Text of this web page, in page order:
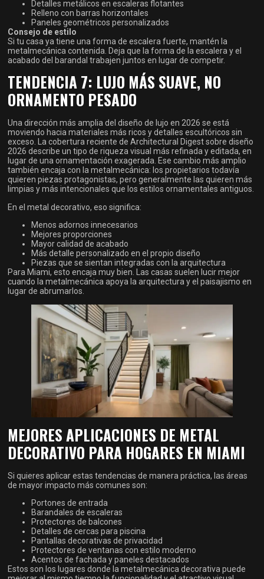
Detalles metálicos en escaleras flotantes
Relleno con barras horizontales
Paneles geométricos personalizados
Consejo de estilo
Si tu casa ya tiene una forma de escalera fuerte, mantén la
metalmecánica contenida. Deja que la forma de la escalera y el
acabado del barandal trabajen juntos en lugar de competir.
TENDENCIA 7: LUJO MÁS SUAVE, NO
ORNAMENTO PESADO
Una dirección más amplia del diseño de lujo en 2026 se está
moviendo hacia materiales más ricos y detalles escultóricos sin
exceso. La cobertura reciente de Architectural Digest sobre diseño
2026 describe un tipo de riqueza visual más refinada y editada, en
lugar de una ornamentación exagerada. Ese cambio más amplio
también encaja con la metalmecánica: los propietarios todavía
quieren piezas protagonistas, pero generalmente las quieren más
limpias y más intencionales que los estilos ornamentales antiguos.
En el metal decorativo, eso significa:
Menos adornos innecesarios
Mejores proporciones
Mayor calidad de acabado
Más detalle personalizado en el propio diseño
Piezas que se sientan integradas con la arquitectura
Para Miami, esto encaja muy bien. Las casas suelen lucir mejor
cuando la metalmecánica apoya la arquitectura y el paisajismo en
lugar de abrumarlos.
MEJORES APLICACIONES DE METAL
DECORATIVO PARA HOGARES EN MIAMI
Si quieres aplicar estas tendencias de manera práctica, las áreas
de mayor impacto más comunes son:
Portones de entrada
Barandales de escaleras
Protectores de balcones
Detalles de cercas para piscina
Pantallas decorativas de privacidad
Protectores de ventanas con estilo moderno
Acentos de fachada y paneles destacados
Estos son los lugares donde la metalmecánica decorativa puede